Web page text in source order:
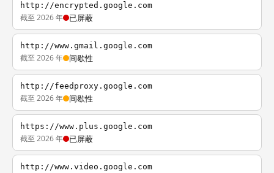
http://encrypted.google.com
截至 2026 年 已屏蔽
http://www.gmail.google.com
截至 2026 年 间歇性
http://feedproxy.google.com
截至 2026 年 间歇性
https://www.plus.google.com
截至 2026 年 已屏蔽
http://www.video.google.com